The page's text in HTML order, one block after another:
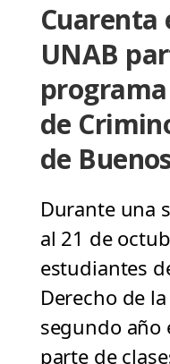
Cuarenta
UNAB
de
de
Durante una
al 21 de
estudiantes
Derecho de
segundo año
parte de